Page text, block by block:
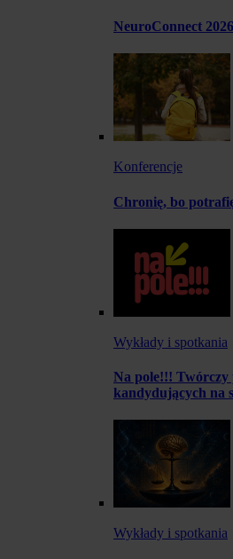
NeuroConnect 2026
Konferencje
Chronię, bo
Wykłady i spotkania
Na pole!!! Twórczy
kandydujących na
Wykłady i spotkania